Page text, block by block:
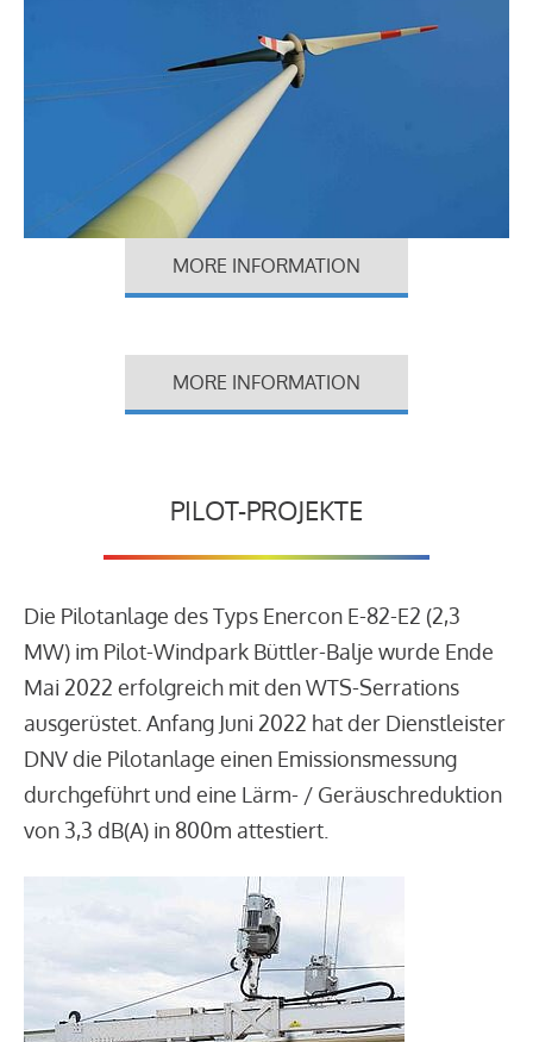
MORE INFORMATION
MORE INFORMATION
PILOT-PROJEKTE
Die Pilotanlage des Typs Enercon E-82-E2 (2,3
MW) im Pilot-Windpark Büttler-Balje wurde Ende
Mai 2022 erfolgreich mit den WTS-Serrations
ausgerüstet. Anfang Juni 2022 hat der Dienstleister
DNV die Pilotanlage einen Emissionsmessung
durchgeführt und eine Lärm- / Geräuschreduktion
von 3,3 dB(A) in 800m attestiert.